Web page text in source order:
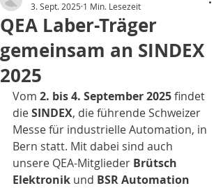
QEA Laber-Träger
gemeinsam an SINDEX
2025
3. Sept. 2025 1 Min. Lesezeit
Vom 2. bis 4. September 2025 findet
die SINDEX, die führende Schweizer
Messe für industrielle Automation, in
Bern statt. Mit dabei sind auch
unsere QEA-Mitglieder Brütsch
Elektronik und BSR Automation